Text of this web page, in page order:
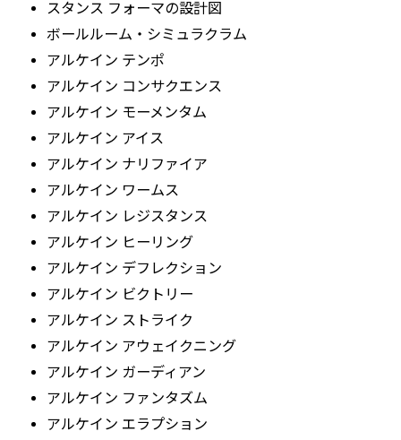
スタンス フォーマの設計図
ボールルーム・シミュラクラム
アルケイン テンポ
アルケイン コンサクエンス
アルケイン モーメンタム
アルケイン アイス
アルケイン ナリファイア
アルケイン ワームス
アルケイン レジスタンス
アルケイン ヒーリング
アルケイン デフレクション
アルケイン ビクトリー
アルケイン ストライク
アルケイン アウェイクニング
アルケイン ガーディアン
アルケイン ファンタズム
アルケイン エラプション